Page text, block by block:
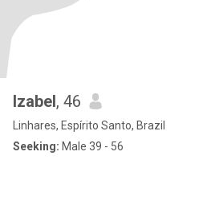
Izabel, 46
Linhares, Espírito Santo, Brazil
Seeking: Male 39 - 56